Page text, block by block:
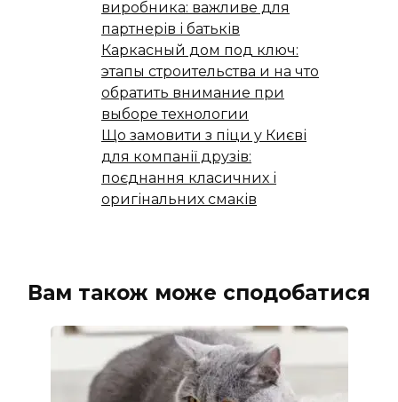
виробника: важливе для
партнерів і батьків
Каркасный дом под ключ:
этапы строительства и на что
обратить внимание при
выборе технологии
Що замовити з піци у Києві
для компанії друзів:
поєднання класичних і
оригінальних смаків
Вам також може сподобатися